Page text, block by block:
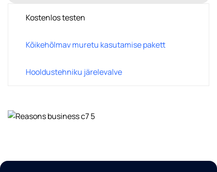
Kostenlos testen
Kõikehõlmav muretu kasutamise pakett
Hooldustehniku järelevalve
Kostenlos testen
Veenduge meie veeautomaatide kvaliteedis ilma
mudelit – ei mingeid varjatud kulusid ega kohustusi.